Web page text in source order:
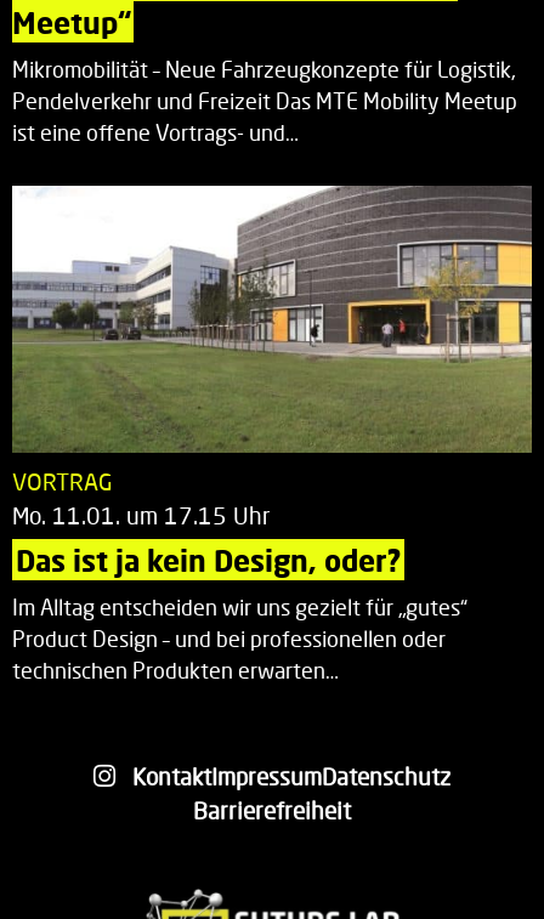
Meetup“
Mikromobilität – Neue Fahrzeugkonzepte für Logistik,
Pendelverkehr und Freizeit Das MTE Mobility Meetup
ist eine offene Vortrags- und…
VORTRAG
Mo. 11.01. um 17.15 Uhr
Das ist ja kein Design, oder?
Im Alltag entscheiden wir uns gezielt für „gutes“
Product Design – und bei professionellen oder
technischen Produkten erwarten…
KontaktImpressumDatenschutz
Barrierefreiheit